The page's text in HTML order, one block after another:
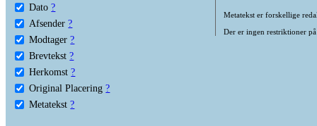
Dato ?
Afsender ?
Modtager ?
Brevtekst ?
Herkomst ?
Original Placering ?
Metatekst ?
Metatekst er forskellige
Der er ingen restriktioner